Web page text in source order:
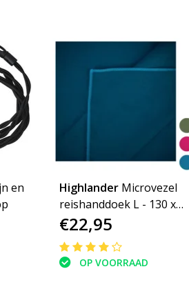
en
Highlander Microvezel
reishanddoek L - 130 x
70cm - Large - microfibre
€22,95
OP VOORRAAD